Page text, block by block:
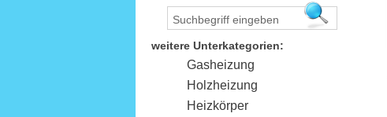
weitere Unterkategorien:
Gasheizung
Holzheizung
Heizkörper